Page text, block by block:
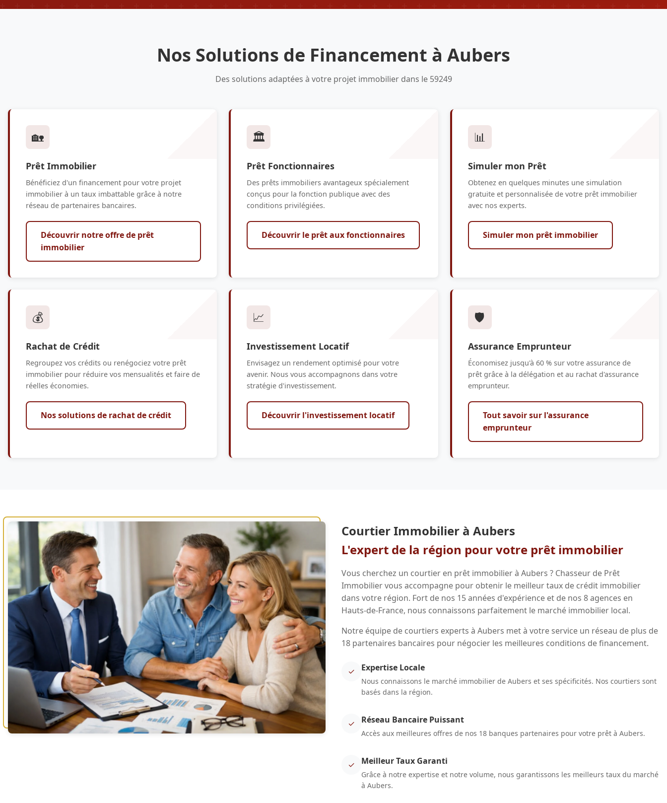
Nos Solutions de Financement à Aubers
Des solutions adaptées à votre projet immobilier dans le 59249
🏡
Prêt Immobilier
Bénéficiez d'un financement pour votre projet
immobilier à un taux imbattable grâce à notre
réseau de partenaires bancaires.
Découvrir notre offre de prêt
immobilier
🏛️
Prêt Fonctionnaires
Des prêts immobiliers avantageux spécialement
conçus pour la fonction publique avec des
conditions privilégiées.
Découvrir le prêt aux fonctionnaires
📊
Simuler mon Prêt
Obtenez en quelques minutes une simulation
gratuite et personnalisée de votre prêt immobilier
avec nos experts.
Simuler mon prêt immobilier
💰
Rachat de Crédit
Regroupez vos crédits ou renégociez votre prêt
immobilier pour réduire vos mensualités et faire de
réelles économies.
Nos solutions de rachat de crédit
📈
Investissement Locatif
Envisagez un rendement optimisé pour votre
avenir. Nous vous accompagnons dans votre
stratégie d'investissement.
Découvrir l'investissement locatif
🛡️
Assurance Emprunteur
Économisez jusqu'à 60 % sur votre assurance de
prêt grâce à la délégation et au rachat d'assurance
emprunteur.
Tout savoir sur l'assurance
emprunteur
Courtier Immobilier à Aubers
L'expert de la région pour votre prêt immobilier
Vous cherchez un courtier en prêt immobilier à Aubers ? Chasseur de Prêt
Immobilier vous accompagne pour obtenir le meilleur taux de crédit immobilier
dans votre région. Fort de nos 15 années d'expérience et de nos 8 agences en
Hauts-de-France, nous connaissons parfaitement le marché immobilier local.
Notre équipe de courtiers experts à Aubers met à votre service un réseau de plus de
18 partenaires bancaires pour négocier les meilleures conditions de financement.
✓ Expertise Locale
Nous connaissons le marché immobilier de Aubers et ses spécificités. Nos courtiers sont
basés dans la région.
✓ Réseau Bancaire Puissant
Accès aux meilleures offres de nos 18 banques partenaires pour votre prêt à Aubers.
✓ Meilleur Taux Garanti
Grâce à notre expertise et notre volume, nous garantissons les meilleurs taux du marché
à Aubers.